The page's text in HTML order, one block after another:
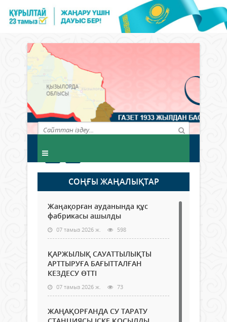
СОҢҒЫ ЖАҢАЛЫҚТАР
Жаңақорған ауданында құс
фабрикасы ашылды
07 тамыз 2026 ж. 598
ҚАРЖЫЛЫҚ САУАТТЫЛЫҚТЫ
АРТТЫРУҒА БАҒЫТТАЛҒАН
КЕЗДЕСУ ӨТТІ
07 тамыз 2026 ж. 73
ЖАҢАҚОРҒАНДА СУ ТАРАТУ